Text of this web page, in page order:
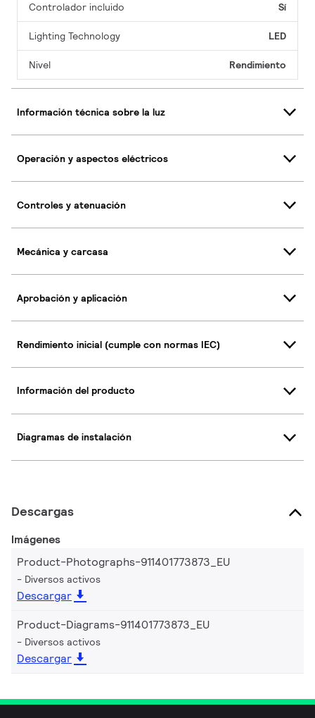
Controlador incluido Sí
Lighting Technology LED
Nivel Rendimiento
Información técnica sobre la luz
Operación y aspectos eléctricos
Controles y atenuación
Mecánica y carcasa
Aprobación y aplicación
Rendimiento inicial (cumple con normas IEC)
Información del producto
Diagramas de instalación
Descargas
Imágenes
Product-Photographs-911401773873_EU
Diversos activos
Descargar
Product-Diagrams-911401773873_EU
Diversos activos
Descargar